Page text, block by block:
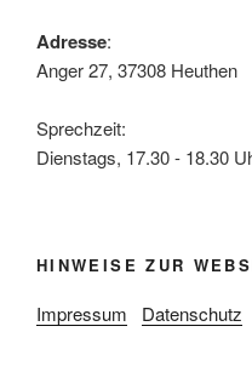
Adresse:
Anger 27, 37308 Heuthen
Sprechzeit:
Dienstags, 17.30 - 18.30
HINWEISE ZUR
Impressum Datenschutz